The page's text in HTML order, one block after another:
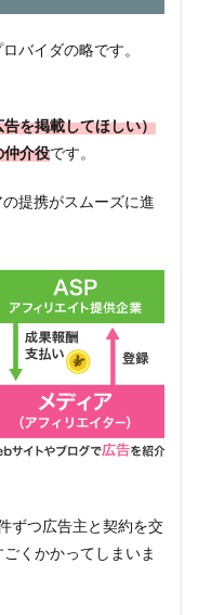
バイダの略です。
を掲載してほしい）
仲介役です。
提携がスムーズに進
ずつ広告主と契約を交
くかかってしまいま